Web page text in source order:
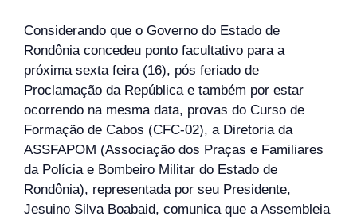
Considerando que o Governo do Estado de
Rondônia concedeu ponto facultativo para a
próxima sexta feira (16), pós feriado de
Proclamação da República e também por estar
ocorrendo na mesma data, provas do Curso de
Formação de Cabos (CFC-02), a Diretoria da
ASSFAPOM (Associação dos Praças e Familiares
da Polícia e Bombeiro Militar do Estado de
Rondônia), representada por seu Presidente,
Jesuino Silva Boabaid, comunica que a Assembleia